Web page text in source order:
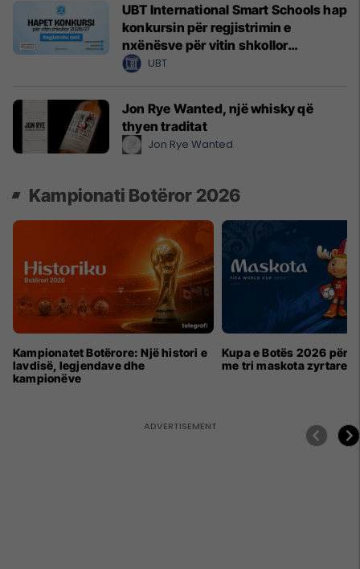
UBT International Smart Schools hap
konkursin për regjistrimin e
nxënësve për vitin shkollor
2026/2027
UBT
Jon Rye Wanted, një whisky që
thyen traditat
Jon Rye Wanted
Kampionati Botëror 2026
Kampionatet Botërore: Një histori e
lavdisë, legjendave dhe
kampionëve
Kupa e Botës 2026 për
me tri maskota zyrtare